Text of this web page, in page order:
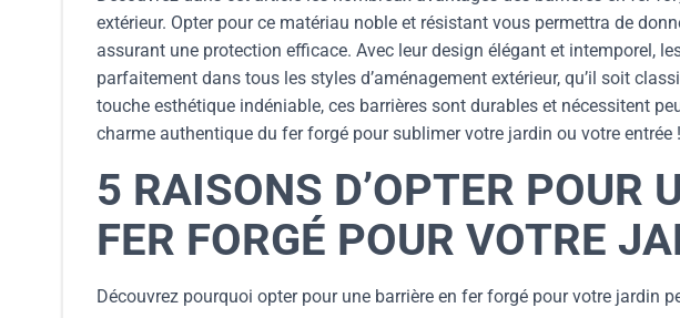
extérieur. Opter pour ce matériau noble et résistant vous permettra de
assurant une protection efficace. Avec leur design élégant et intemporel,
parfaitement dans tous les styles d’aménagement extérieur, qu’il soit
touche esthétique indéniable, ces barrières sont durables et nécessitent
charme authentique du fer forgé pour sublimer votre jardin ou votre entrée !
5 RAISONS D’OPTER POUR
FER FORGÉ POUR VOTRE
Découvrez pourquoi opter pour une barrière en fer forgé pour votre jardin